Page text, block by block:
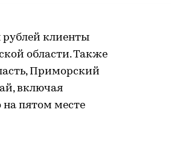
рублей клиенты
области. Также
Приморский
включая
на пятом месте